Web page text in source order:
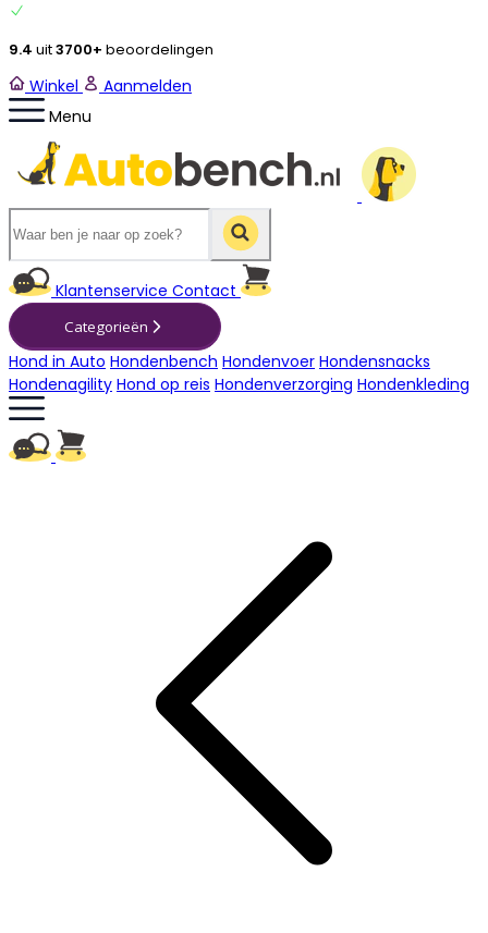
9.4 uit3700+ beoordelingen
Winkel
Aanmelden
Menu
Klantenservice Contact
Categorieën
Hond in Auto Hondenbench Hondenvoer Hondensnacks
Hondenagility Hond op reis Hondenverzorging Hondenkleding